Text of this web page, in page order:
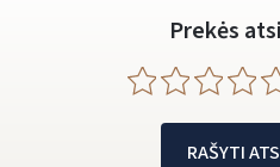
Prekės
RAŠYTI